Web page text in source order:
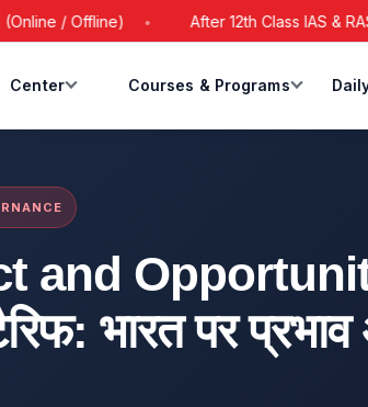
After 12th Class IAS & RAS 2 / 3
Center Courses & Programs
and
भारत पर